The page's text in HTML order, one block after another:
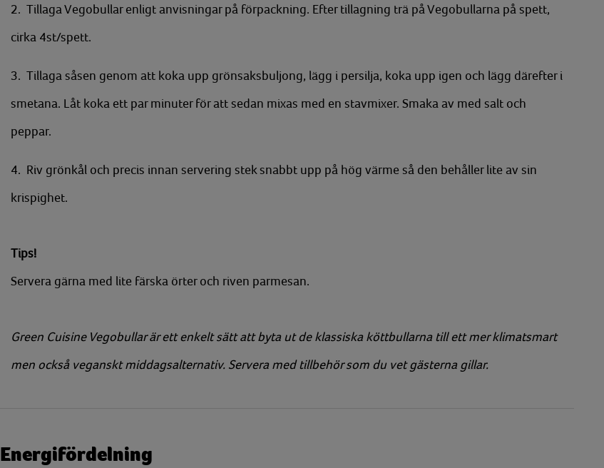
2. Tillaga Vegobullar enligt anvisningar på förpackning. Efter tillagning trä på Vegobullarna på spett,
cirka 4st/spett.
3. Tillaga såsen genom att koka upp grönsaksbuljong, lägg i persilja, koka upp igen och lägg därefter i
smetana. Låt koka ett par minuter för att sedan mixas med en stavmixer. Smaka av med salt och
peppar.
4. Riv grönkål och precis innan servering stek snabbt upp på hög värme så den behåller lite av sin
krispighet.
Tips!
Servera gärna med lite färska örter och riven parmesan.
Green Cuisine Vegobullar är ett enkelt sätt att byta ut de klassiska köttbullarna till ett mer klimatsmart
men också veganskt middagsalternativ. Servera med tillbehör som du vet gästerna gillar.
Energifördelning